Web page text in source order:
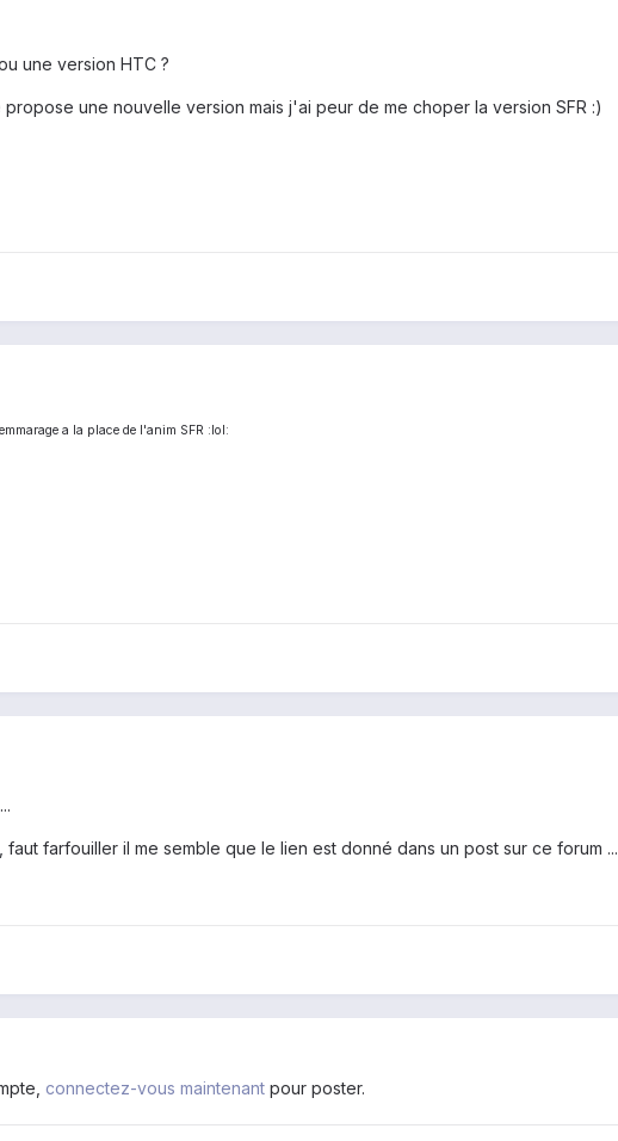
une version HTC ?
une nouvelle version mais j'ai peur de me choper la version SFR :)
a la place de l'anim SFR :lol:
farfouiller il me semble que le lien est donné dans un post sur ce forum ...
connectez-vous maintenant pour poster.